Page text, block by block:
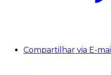
Compartilhar via E-mail